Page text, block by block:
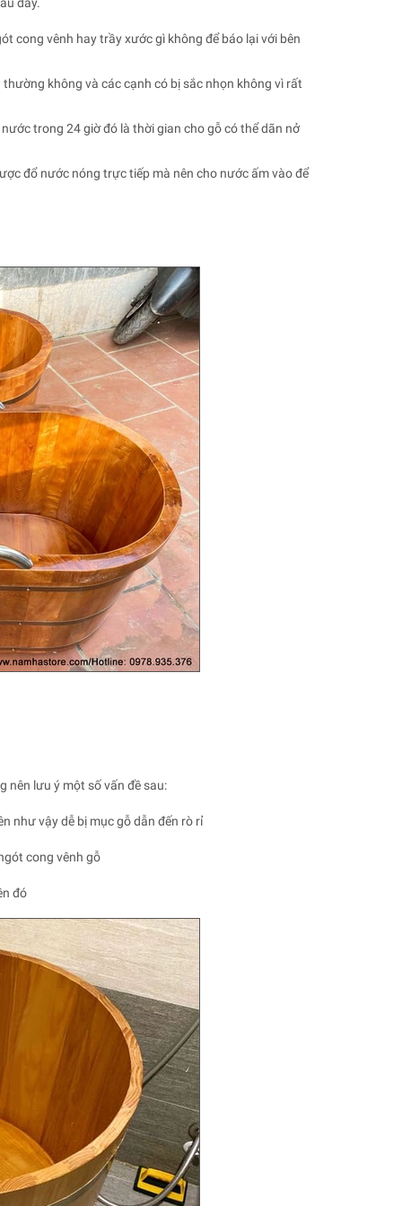
cong vênh hay trầy xước gì không để báo lại với bên
không và các cạnh có bị sắc nhọn không vì rất
trong 24 giờ đó là thời gian cho gỗ có thể dãn nở
đổ nước nóng trực tiếp mà nên cho nước ấm vào để
lưu ý một số vấn đề sau:
như vậy dễ bị mục gỗ dẫn đến rò rỉ
cong vênh gỗ
đó